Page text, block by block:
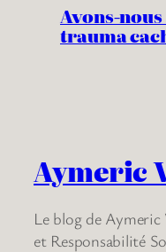
Avons-
trauma
Aymeric
Le blog de
et Responsabilité